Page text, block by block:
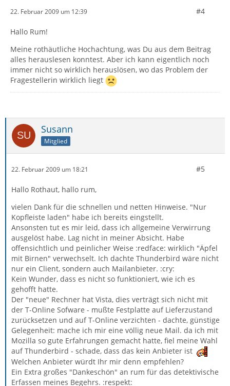
22. Februar 2009 um 12:39 #4
Hallo Rum!
Meine rothäutliche Hochachtung, was Du aus dem Beitrag
alles herauslesen konntest. Aber ich kann eigentlich noch
immer nicht so wirklich herauslösen, wo das Problem der
Fragestellerin wirklich liegt
Susann
Mitglied
22. Februar 2009 um 18:21 #5
Hallo Rothaut, hallo rum,
vielen Dank für die schnellen und netten Hinweise. "Nur
Kopfleiste laden" habe ich bereits eingstellt.
Ansonsten tut es mir leid, dass ich allgemeine Verwirrung
ausgelöst habe. Lag nicht in meiner Absicht. Habe
offensichtlich und peinlicher Weise :redface: wirklich "Äpfel
mit Birnen" verwechselt. Ich dachte Thunderbird wäre nicht
nur ein Client, sondern auch Mailanbieter. :cry:
Kein Wunder, dass es nicht so funktioniert, wie ich es
gehofft hatte.
Der "neue" Rechner hat Vista, dies verträgt sich nicht mit
der T-Online Sofware - mußte Festplatte auf Lieferzustand
zurücksetzen und auf T-Online verzichten - dachte, günstige
Gelegenheit: mache ich mir eine völlig neue Mail. da ich mit
Mozilla so gute Erfahrungen gemacht hatte, fiel meine Wahl
auf Thunderbird - schade, dass das kein Anbieter ist
Welchen Anbieter würdt Ihr mir denn empfehlen?
Ein Extra großes "Dankeschön" an rum für das detektivische
Erfassen meines Begehrs. :respekt: